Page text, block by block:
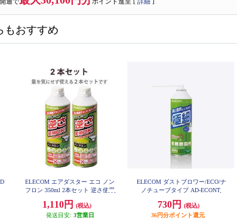
もおすすめ
ELECOM エアダスター エコ ノン
フロン 350ml 2本セット 逆さ使用
1,110円
(税込)
発送目安: 3営業日
ELECOM ダストブロワー/ECO/ナ
ノチューブタイプ AD-ECONT
730円
(税込)
36円分ポイント還元